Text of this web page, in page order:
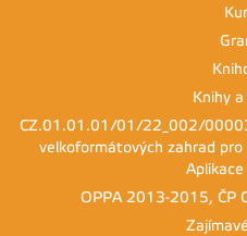
Knihy
CZ.01.01.01/01/22_002/
velkoformátových zahrad pro
OPPA 2013-2015,